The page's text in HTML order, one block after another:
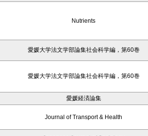
Nutrients
愛媛大学法文学部論集社会科学編，第60巻
愛媛大学法文学部論集社会科学編，第60巻
愛媛経済論集
Journal of Transport & Health